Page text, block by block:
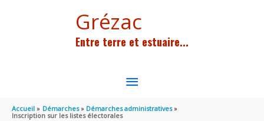
Grézac
Entre terre et estuaire...
MENU
PRINCIPAL
Accueil Démarches
Démarches administratives
Inscription sur les listes électorales